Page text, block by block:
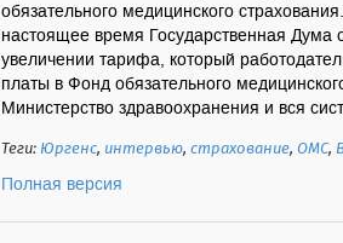
обязательного медицинского
настоящее время Государственная Дума
увеличении тарифа, который
платы в Фонд обязательного
Министерство здравоохранения и вся
Теги:Юргенс, интервью,страхование,ОМС,
Полная версия